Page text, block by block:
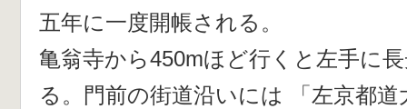
五年に一度開帳される。
亀翁寺から450mほど行くと左手に
る。門前の街道沿いには 「左京都